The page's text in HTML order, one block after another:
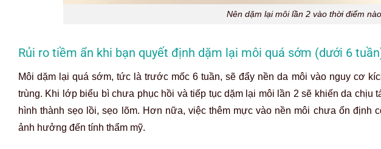
Nên dặm lại môi lần 2 vào thời điểm
Rủi ro tiềm ẩn khi bạn quyết định dặm lại môi quá sớm (dưới 6
Môi dặm lại quá sớm, tức là trước mốc 6 tuần, sẽ đẩy nền da môi vào nguy cơ
trùng. Khi lớp biểu bì chưa phục hồi và tiếp tục dặm lại môi lần 2 sẽ khiến da chịu
hình thành sẹo lồi, sẹo lõm. Hơn nữa, việc thêm mực vào nền môi chưa ổn định
ảnh hưởng đến tính thẩm mỹ.